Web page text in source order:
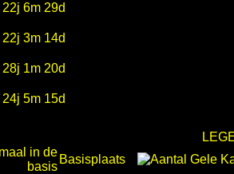
22j 6m 29d
22j 3m 14d
28j 1m 20d
24j 5m 15d
Basisplaats